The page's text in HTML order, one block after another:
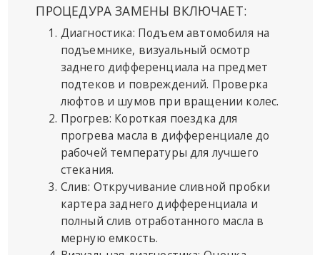
ПРОЦЕДУРА ЗАМЕНЫ ВКЛЮЧАЕТ:
Диагностика: Подъем автомобиля на
подъемнике, визуальный осмотр
заднего дифференциала на предмет
подтеков и повреждений. Проверка
люфтов и шумов при вращении колес.
Прогрев: Короткая поездка для
прогрева масла в дифференциале до
рабочей температуры для лучшего
стекания.
Слив: Откручивание сливной пробки
картера заднего дифференциала и
полный слив отработанного масла в
мерную емкость.